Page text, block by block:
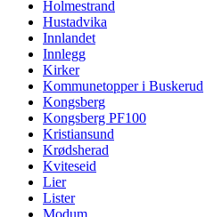
Holmestrand
Hustadvika
Innlandet
Innlegg
Kirker
Kommunetopper i Buskerud
Kongsberg
Kongsberg PF100
Kristiansund
Krødsherad
Kviteseid
Lier
Lister
Modum